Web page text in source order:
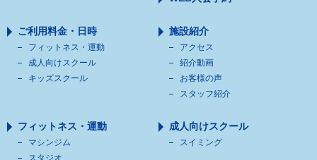
ご利用料金・日時
フィットネス・運動
成人向けスクール
キッズスクール
施設紹介
アクセス
紹介動画
お客様の声
スタッフ紹介
フィットネス・運動
マシンジム
スタジオ
成人向けスクール
スイミング